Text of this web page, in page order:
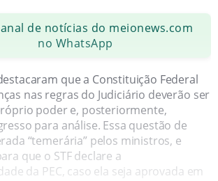
de notícias do meionews.com
no WhatsApp
que a Constituição Federal
nas regras do Judiciário deverão ser
poder e, posteriormente,
para análise. Essa questão de
“temerária” pelos ministros, e
que o STF declare a
da PEC, caso ela seja aprovada em